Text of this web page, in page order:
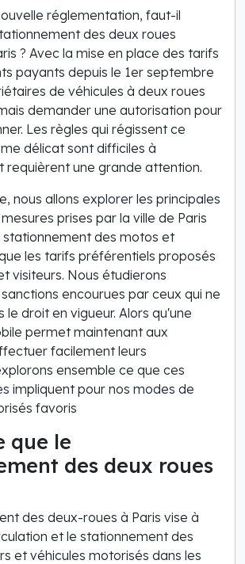
réglementation, faut-il
des deux roues
? Avec la mise en place des tarifs
payants depuis le 1er septembre
de véhicules à deux roues
demander une autorisation pour
Les règles qui régissent ce
délicat sont difficiles à
requièrent une grande attention.
nous allons explorer les principales
prises par la ville de Paris
stationnement des motos et
les tarifs préférentiels proposés
visiteurs. Nous étudierons
encourues par ceux qui ne
droit en vigueur. Alors qu'une
permet maintenant aux
facilement leurs
ensemble ce que ces
impliquent pour nos modes de
favoris
que le
des deux roues
des deux-roues à Paris vise à
et le stationnement des
et véhicules motorisés dans les